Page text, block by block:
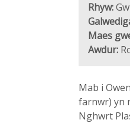
Rhyw:
Maes
Awdur:
Mab i
farnwr) yn
Nghwrt